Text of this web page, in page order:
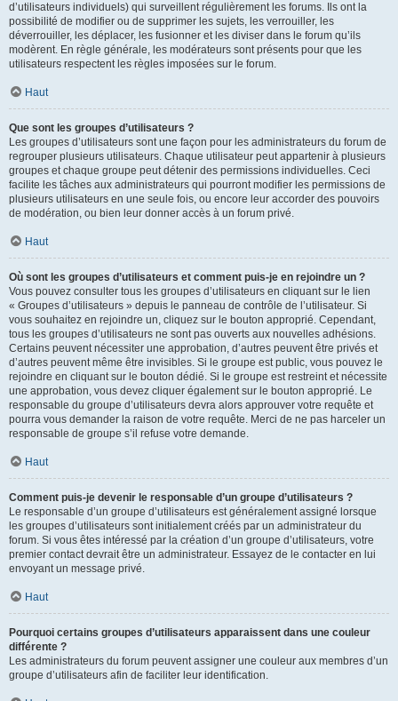
d’utilisateurs individuels) qui surveillent régulièrement les forums. Ils ont la
possibilité de modifier ou de supprimer les sujets, les verrouiller, les
déverrouiller, les déplacer, les fusionner et les diviser dans le forum qu’ils
modèrent. En règle générale, les modérateurs sont présents pour que les
utilisateurs respectent les règles imposées sur le forum.
Haut
Que sont les groupes d’utilisateurs ?
Les groupes d’utilisateurs sont une façon pour les administrateurs du forum de
regrouper plusieurs utilisateurs. Chaque utilisateur peut appartenir à plusieurs
groupes et chaque groupe peut détenir des permissions individuelles. Ceci
facilite les tâches aux administrateurs qui pourront modifier les permissions de
plusieurs utilisateurs en une seule fois, ou encore leur accorder des pouvoirs
de modération, ou bien leur donner accès à un forum privé.
Haut
Où sont les groupes d’utilisateurs et comment puis-je en rejoindre un ?
Vous pouvez consulter tous les groupes d’utilisateurs en cliquant sur le lien
« Groupes d’utilisateurs » depuis le panneau de contrôle de l’utilisateur. Si
vous souhaitez en rejoindre un, cliquez sur le bouton approprié. Cependant,
tous les groupes d’utilisateurs ne sont pas ouverts aux nouvelles adhésions.
Certains peuvent nécessiter une approbation, d’autres peuvent être privés et
d’autres peuvent même être invisibles. Si le groupe est public, vous pouvez le
rejoindre en cliquant sur le bouton dédié. Si le groupe est restreint et nécessite
une approbation, vous devez cliquer également sur le bouton approprié. Le
responsable du groupe d’utilisateurs devra alors approuver votre requête et
pourra vous demander la raison de votre requête. Merci de ne pas harceler un
responsable de groupe s’il refuse votre demande.
Haut
Comment puis-je devenir le responsable d’un groupe d’utilisateurs ?
Le responsable d’un groupe d’utilisateurs est généralement assigné lorsque
les groupes d’utilisateurs sont initialement créés par un administrateur du
forum. Si vous êtes intéressé par la création d’un groupe d’utilisateurs, votre
premier contact devrait être un administrateur. Essayez de le contacter en lui
envoyant un message privé.
Haut
Pourquoi certains groupes d’utilisateurs apparaissent dans une couleur
différente ?
Les administrateurs du forum peuvent assigner une couleur aux membres d’un
groupe d’utilisateurs afin de faciliter leur identification.